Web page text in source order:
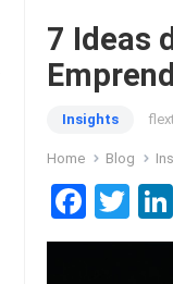
7 Ideas
Insights
Home Blog
F
a
T
wi